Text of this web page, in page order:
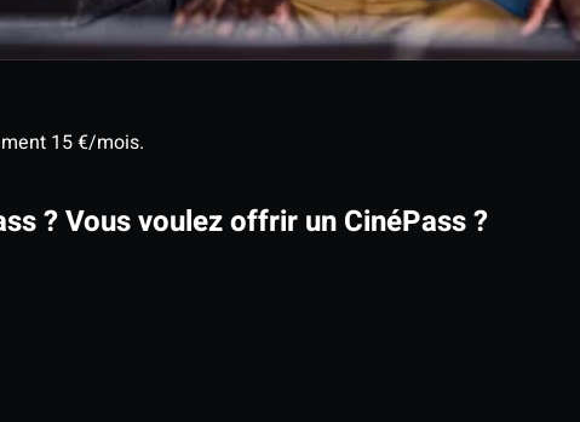
15 €/mois.
? Vous voulez offrir un CinéPass ?